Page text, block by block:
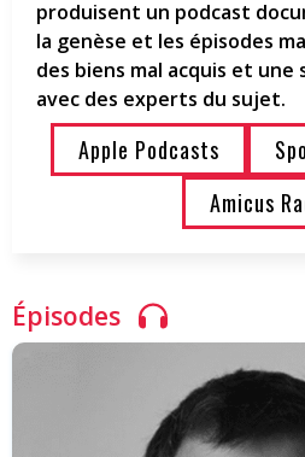
produisent un podcast
la genèse et les épisodes
des biens mal acquis et une
avec des experts du sujet.
Apple Podcasts
Amicus
Épisodes